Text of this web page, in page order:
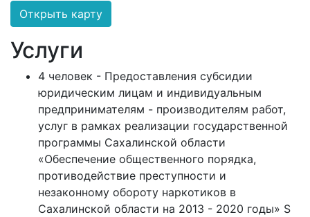
Открыть карту
Услуги
4 человек - Предоставления субсидии
юридическим лицам и индивидуальным
предпринимателям - производителям работ,
услуг в рамках реализации государственной
программы Сахалинской области
«Обеспечение общественного порядка,
противодействие преступности и
незаконному обороту наркотиков в
Сахалинской области на 2013 - 2020 годы» S